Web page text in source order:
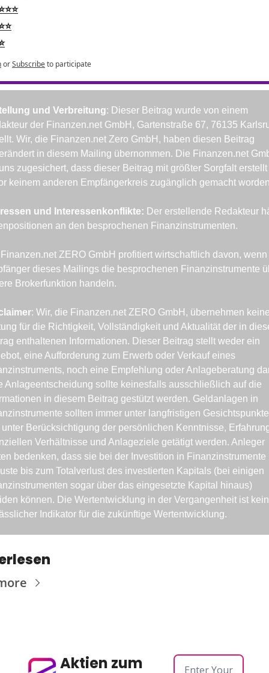
orSubscribeto participate
und Verbreitung: Dieser Beitrag wurde von einem
der Finanzen.net GmbH, Gartenstraße 67, 76135
Wir, die Finanzen.net Zero GmbH, haben diesen Beitrag
in diesem Mailing übernommen. Die Finanzen.net
zugesichert, dass dieser Beitrag mit größter Sorgfalt
keinem anderen Empfängerkreis zugänglich gemacht
und Interessenkonflikte: Der erstellende Redakteur
an den besprochenen Finanzinstrumenten.
ZERO GmbH profitiert wirtschaftlich davon, wenn
dieses Mailings die besprochenen Finanzinstrumente
Brokerfunktion handeln.
: Wir, die Finanzen.net ZERO GmbH, übernehmen
für die Richtigkeit, Vollständigkeit und Aktualität der in
enthaltenen Informationen. Dieser Beitrag stellt weder ein
eine Aufforderung zum Erwerb oder Verkauf eines
noch eine Empfehlung oder Anlageberatung
Anlageentscheidung sollte keinesfalls ausschließlich auf die
in diesem Beitrag gestützt werden. Geldanlagen in
sollten immer unter langfristigen
Berücksichtigung der persönlichen Kenntnisse,
Verhältnisse und Anlageziele getätigt werden. Anleger
bedenken, dass sie bei der Investition in Finanzinstrumente
bis zum Totalverlust des investierten Kapitals (bei einigen
sogar über das eingesetzte Kapital hinaus)
können. Die Wertentwicklung in der Vergangenheit ist kein
Indikator für die zukünftige Wertentwicklung.
Aktien zum